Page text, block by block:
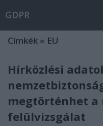
GDPR
Címkék » EU
Hírközlési
megtörténhet
felülvizsgálat